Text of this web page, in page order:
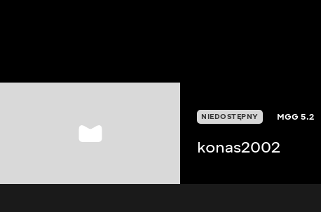
NIEDOSTĘPNY MGG5.2
konas2002